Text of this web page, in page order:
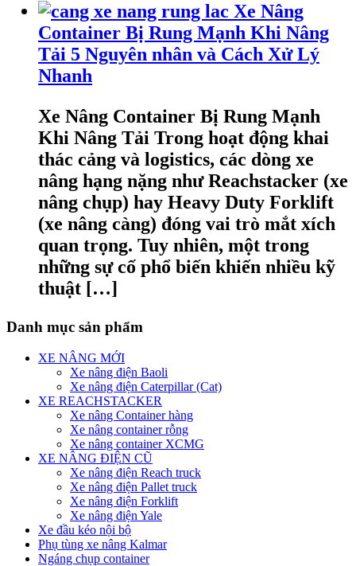
Xe Nâng
Container Bị Rung Mạnh Khi Nâng
Tải 5 Nguyên nhân và Cách Xử Lý
Nhanh
Xe Nâng Container Bị Rung Mạnh
Khi Nâng Tải Trong hoạt động khai
thác cảng và logistics, các dòng xe
nâng hạng nặng như Reachstacker (xe
nâng chụp) hay Heavy Duty Forklift
(xe nâng càng) đóng vai trò mắt xích
quan trọng. Tuy nhiên, một trong
những sự cố phổ biến khiến nhiều kỹ
thuật […]
Danh mục sản phẩm
XE NÂNG MỚI
Xe nâng điện Baoli
Xe nâng điện Caterpillar (Cat)
XE REACHSTACKER
Xe nâng Container hàng
Xe nâng container rỗng
Xe nâng container XCMG
XE NÂNG ĐIỆN CŨ
Xe nâng điện Reach truck
Xe nâng điện Pallet truck
Xe nâng điện Forklift
Xe nâng điện Yale
Xe đầu kéo nội bộ
Phụ tùng xe nâng Kalmar
Ngáng chụp container